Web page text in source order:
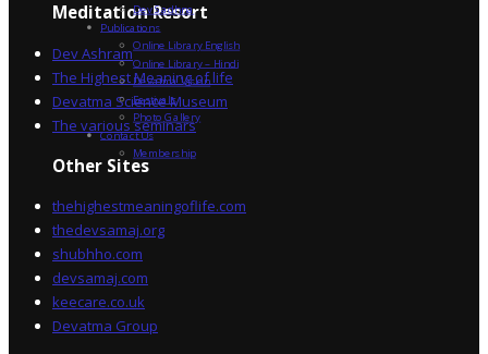
Meditation Resort
Dev Ashram
The Highest Meaning of life
Devatma Science Museum
The various seminars
Other Sites
thehighestmeaningoflife.com
thedevsamaj.org
shubhho.com
devsamaj.com
keecare.co.uk
Devatma Group
Dev Sadhna
Publications
Online Library English
Online Library – Hindi
Devatma Vision
Festivals
Photo Gallery
Contact Us
Membership